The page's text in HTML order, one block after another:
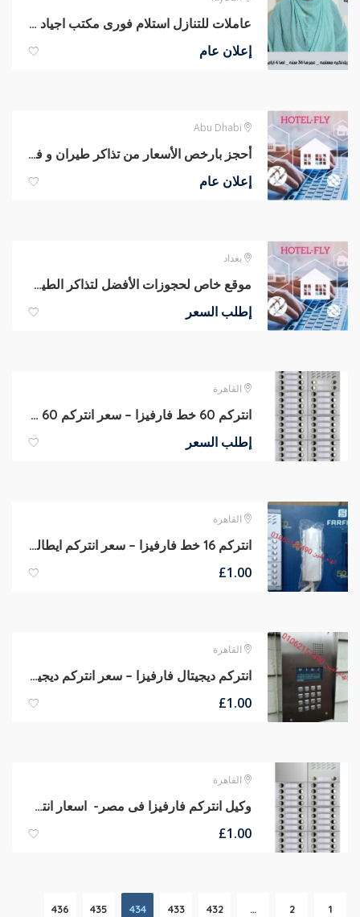
عاملات للتنازل استلام فورى مكتب اجياد الهناء للاستقدام
إعلان عام
أحجز بارخص الأسعار من تذاكر طيران و فنادق
إعلان عام
بغداد
موقع خاص لحجوزات الأفضل لتذاكر الطيران و حجوزات الفنادق
إطلب السعر
القاهرة
انتركم 60 خط فارفيزا – سعر انتركم 60 شقه
إطلب السعر
القاهرة
انتركم 16 خط فارفيزا – سعر انتركم ايطالى 16 شقه
£1.00
القاهرة
انتركم ديجيتال فارفيزا – سعر انتركم ديجيتال
£1.00
القاهرة
وكيل انتركم فارفيزا فى مصر- اسعار انتركم فارفيزا
£1.00
1
2
…
432
433
434
435
436